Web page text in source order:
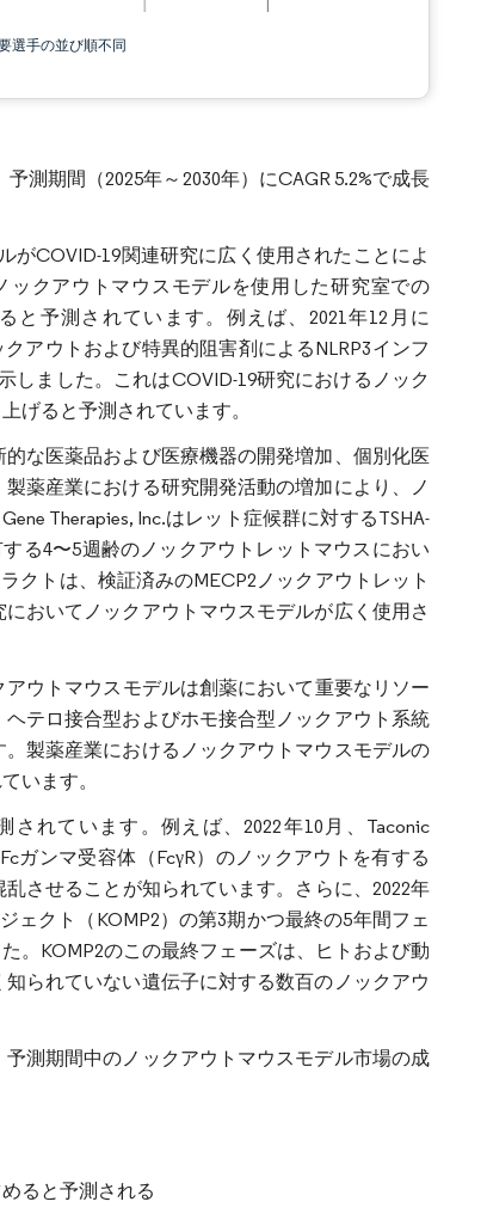
選手の並び順不同
測期間（2025年～2030年）にCAGR 5.2%で成長
がCOVID-19関連研究に広く使用されたことによ
クアウトマウスモデルを使用した研究室での
と予測されています。例えば、2021年12月に
アウトおよび特異的阻害剤によるNLRP3インフ
しました。これはCOVID-19研究におけるノック
げると予測されています。
な医薬品および医療機器の開発増加、個別化医
薬産業における研究開発活動の増加により、ノ
Therapies, Inc.はレット症候群に対するTSHA-
る4〜5週齢のノックアウトレットマウスにおい
クトは、検証済みのMECP2ノックアウトレット
おいてノックアウトマウスモデルが広く使用さ
ウトマウスモデルは創薬において重要なリソー
テロ接合型およびホモ接合型ノックアウト系統
製薬産業におけるノックアウトマウスモデルの
います。
れています。例えば、2022年10月、Taconic
ガンマ受容体（FcγR）のノックアウトを有する
させることが知られています。さらに、2022年
ェクト（KOMP2）の第3期かつ最終の5年間フェ
。KOMP2のこの最終フェーズは、ヒトおよび動
られていない遺伝子に対する数百のノックアウ
測期間中のノックアウトマウスモデル市場の成
ると予測される